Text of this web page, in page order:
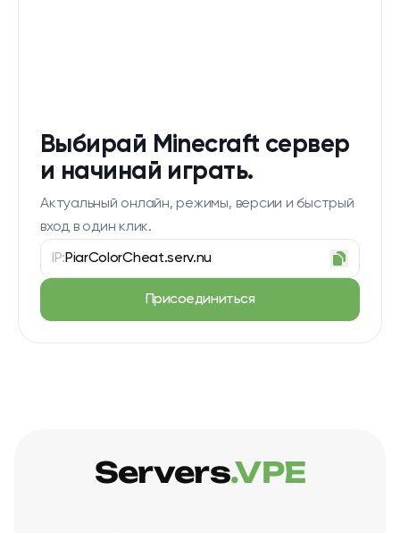
Выбирай Minecraft сервер
и начинай играть.
Актуальный онлайн, режимы, версии и быстрый
вход в один клик.
IP:PiarColorCheat.serv.nu
Присоединиться
Servers.VPE